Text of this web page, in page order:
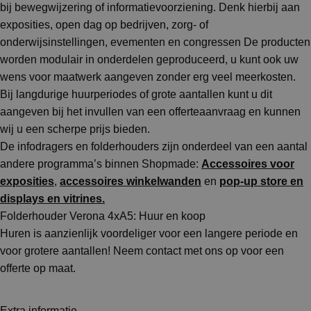
bij bewegwijzering of informatievoorziening. Denk hierbij aan
exposities, open dag op bedrijven, zorg- of
onderwijsinstellingen, evementen en congressen De producten
worden modulair in onderdelen geproduceerd, u kunt ook uw
wens voor maatwerk aangeven zonder erg veel meerkosten.
Bij langdurige huurperiodes of grote aantallen kunt u dit
aangeven bij het invullen van een offerteaanvraag en kunnen
wij u een scherpe prijs bieden.
De infodragers en folderhouders zijn onderdeel van een aantal
andere programma’s binnen Shopmade: Accessoires voor
exposities, accessoires winkelwanden en pop-up store en
displays en vitrines.
Folderhouder Verona 4xA5: Huur en koop
Huren is aanzienlijk voordeliger voor een langere periode en
voor grotere aantallen! Neem contact met ons op voor een
offerte op maat.